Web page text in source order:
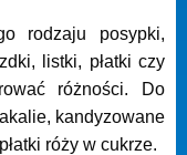
rodzaju posypki,
listki, płatki czy
różności. Do
kandyzowane
róży w cukrze.